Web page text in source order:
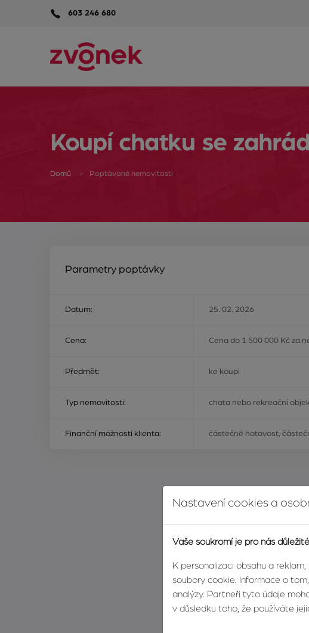
603 246 680
Koupí chatku se
Domů Poptávané nemovitosti
Parametry poptávky
Datum: 25. 02. 2026
Cena: Cena do 1 500 000 Kč za
Předmět: ke koupi
Typ nemovitosti: chata nebo rekreační
Finanční možnosti klienta: částečně hotovost,
Nastavení cookies a
Vaše soukromí je pro nás důležité
K personalizaci obsahu a
soubory cookie. Informace o
analýzy. Partneři tyto údaje
v důsledku toho, že používáte